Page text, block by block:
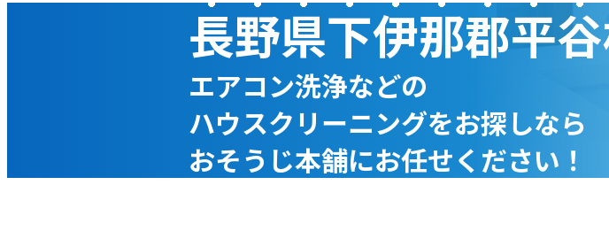
長野県下伊那郡平
エアコン洗浄などの
ハウスクリーニングをお探しなら
おそうじ本舗にお任せください！